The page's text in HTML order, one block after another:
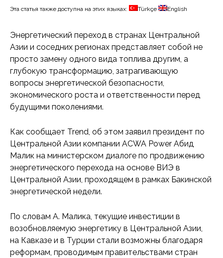
Эта статья также доступна на этих языках: Türkçe English
Энергетический переход в странах Центральной
Азии и соседних регионах представляет собой не
просто замену одного вида топлива другим, а
глубокую трансформацию, затрагивающую
вопросы энергетической безопасности,
экономического роста и ответственности перед
будущими поколениями.
Как сообщает Trend, об этом заявил президент по
Центральной Азии компании ACWA Power Абид
Малик на министерском диалоге по продвижению
энергетического перехода на основе ВИЭ в
Центральной Азии, проходящем в рамках Бакинской
энергетической недели.
По словам А. Малика, текущие инвестиции в
возобновляемую энергетику в Центральной Азии,
на Кавказе и в Турции стали возможны благодаря
реформам, проводимым правительствами стран